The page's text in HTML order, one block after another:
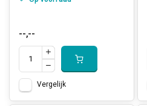
--,--
Vergelijk